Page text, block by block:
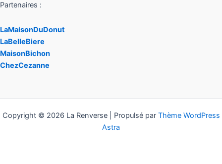
Partenaires :
LaMaisonDuDonut
LaBelleBiere
MaisonBichon
ChezCezanne
Copyright © 2026 La Renverse | Propulsé par Thème WordPress
Astra